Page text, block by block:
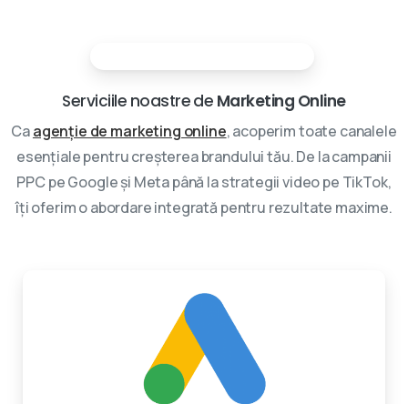
Serviciile noastre de Marketing Online
Caagenție de marketing online, acoperim toate canalele
esențiale pentru creșterea brandului tău. De la campanii
PPC pe Google și Meta până la strategii video pe TikTok,
îți oferim o abordare integrată pentru rezultate maxime.